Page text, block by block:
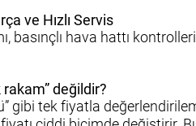
ve Hızlı Servis
basınçlı hava hattı
değildir?
gibi tek fiyatla